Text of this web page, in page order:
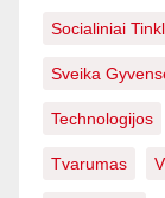
Socialiniai
Sveika
Technologijos
Tvarumas